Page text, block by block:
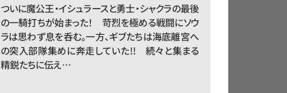
ついに魔公王・イシュラースと勇士・シャクラの最後
の一騎打ちが始まった！ 苛烈を極める戦闘にソウ
ラは思わず息を呑む。一方、ギブたちは海底離宮へ
の突入部隊集めに奔走していた!! 続々と集まる
精鋭たちに伝え…